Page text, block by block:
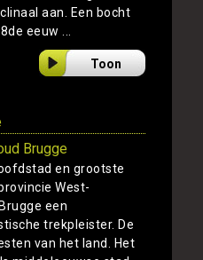
aan. Een bocht
eeuw ...
Toon
en grootste
West-
een
trekpleister. De
van het land. Het